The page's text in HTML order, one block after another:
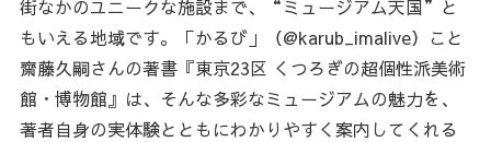
街なかのユニークな施設まで、“ミュージアム天国”と
もいえる地域です。「かるび」（@karub_imalive）こと
齋藤久嗣さんの著書『東京23区 くつろぎの超個性派美術
館・博物館』は、そんな多彩なミュージアムの魅力を、
著者自身の実体験とともにわかりやすく案内してくれる